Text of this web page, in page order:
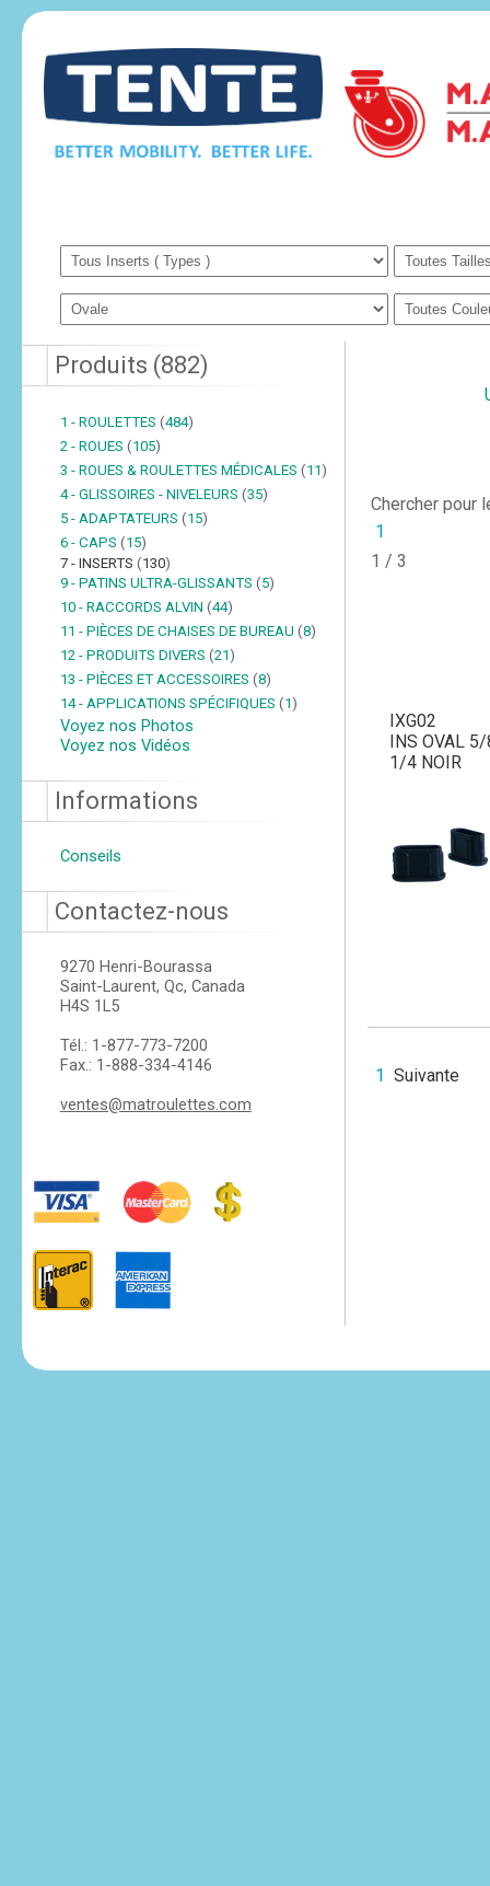
Produits (882)
1 - ROULETTES (484)
2 - ROUES (105)
3 - ROUES & ROULETTES MÉDICALES (11)
4 - GLISSOIRES - NIVELEURS (35)
5 - ADAPTATEURS (15)
6 - CAPS (15)
7 - INSERTS (130)
9 - PATINS ULTRA-GLISSANTS (5)
10 - RACCORDS ALVIN (44)
11 - PIÈCES DE CHAISES DE BUREAU (8)
12 - PRODUITS DIVERS (21)
13 - PIÈCES ET ACCESSOIRES (8)
14 - APPLICATIONS SPÉCIFIQUES (1)
Voyez nos Photos
Voyez nos Vidéos
Informations
Conseils
Contactez-nous
9270 Henri-Bourassa
Saint-Laurent, Qc, Canada
H4S 1L5
Tél.: 1-877-773-7200
Fax.: 1-888-334-4146
ventes@matroulettes.com
Chercher pour
1
1 / 3
IXG02
INS OVAL
1/4 NOIR
1 Suivante